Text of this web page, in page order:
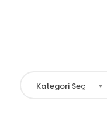
Kategori Seç